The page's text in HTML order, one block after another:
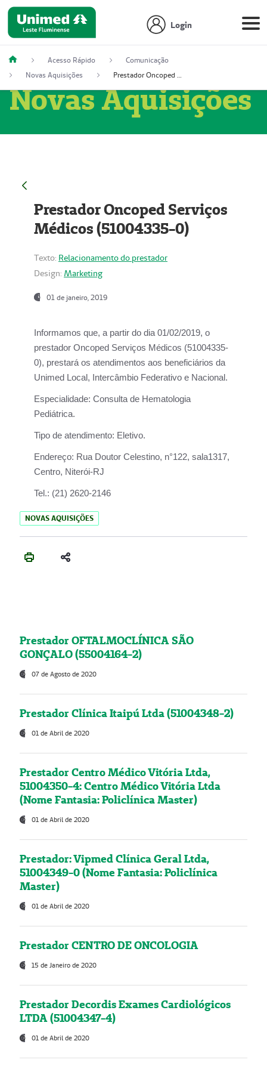
Login
Acesso Rápido
Comunicação
Novas Aquisições
Prestador Oncoped Serviços Médicos (51004335-0)
Novas Aquisições
Prestador Oncoped Serviços
Médicos (51004335-0)
Texto: Relacionamento do prestador
Design: Marketing
01 de janeiro, 2019
Informamos que, a partir do dia 01/02/2019, o
prestador Oncoped Serviços Médicos (51004335-
0), prestará os atendimentos aos beneficiários da
Unimed Local, Intercâmbio Federativo e Nacional.
Especialidade: Consulta de Hematologia
Pediátrica.
Tipo de atendimento: Eletivo.
Endereço: Rua Doutor Celestino, n°122, sala1317,
Centro, Niterói-RJ
Tel.: (21) 2620-2146
NOVAS AQUISIÇÕES
Prestador OFTALMOCLÍNICA SÃO
GONÇALO (55004164-2)
07 de Agosto de 2020
Prestador Clínica Itaipú Ltda (51004348-2)
01 de Abril de 2020
Prestador Centro Médico Vitória Ltda,
51004350-4: Centro Médico Vitória Ltda
(Nome Fantasia: Policlínica Master)
01 de Abril de 2020
Prestador: Vipmed Clínica Geral Ltda,
51004349-0 (Nome Fantasia: Policlínica
Master)
01 de Abril de 2020
Prestador CENTRO DE ONCOLOGIA
15 de Janeiro de 2020
Prestador Decordis Exames Cardiológicos
LTDA (51004347-4)
01 de Abril de 2020